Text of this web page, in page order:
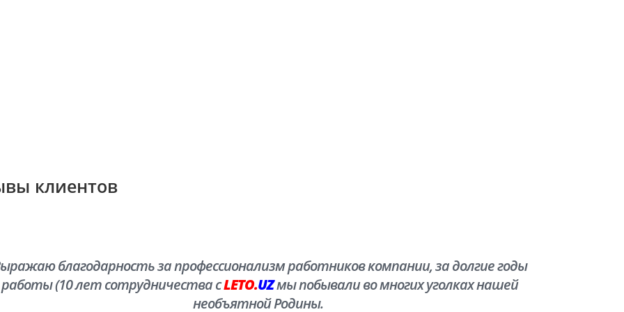
клиентов
благодарность за профессионализм работников компании, за долгие годы
работы (10 лет сотрудничества сLETO.UZмы побывали во многих уголках нашей
необъятной Родины.